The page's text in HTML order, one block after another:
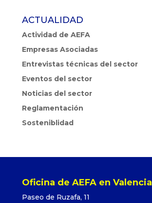
ACTUALIDAD
Actividad de AEFA
Empresas Asociadas
Entrevistas técnicas del sector
Eventos del sector
Noticias del sector
Reglamentación
Sosteniblidad
Oficina de AEFA en Valencia
Paseo de Ruzafa, 11